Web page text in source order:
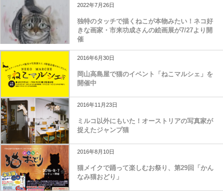
2022年7月26日
独特のタッチで描くねこが本物みたい！ネコ好
きな画家・市来功成さんの絵画展が7/27より開
催
2016年6月30日
岡山高島屋で猫のイベント「ねこマルシェ」を
開催中
2016年11月23日
ミルコ以外にもいた！オーストリアの写真家が
捉えたジャンプ猫
2016年8月10日
猫メイクで踊って楽しむお祭り、第29回「かん
なみ猫おどり」